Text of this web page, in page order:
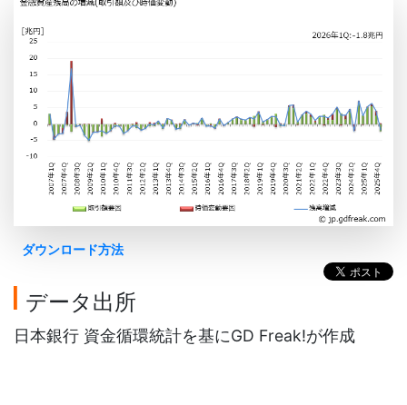
ダウンロード方法
データ出所
日本銀行 資金循環統計を基にGD Freak!が作成